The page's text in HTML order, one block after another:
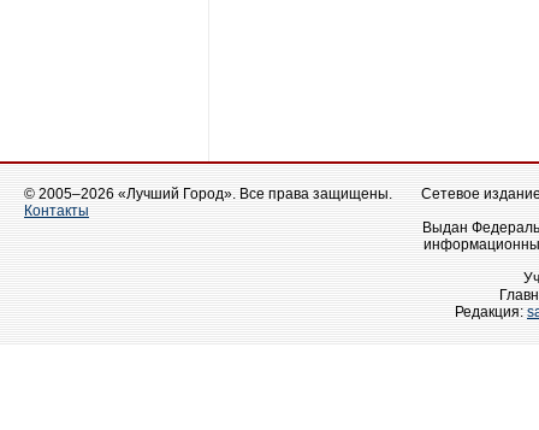
© 2005–2026 «Лучший Город». Все права защищены.
Контакты
Сетевое
Выдан
Редакция: